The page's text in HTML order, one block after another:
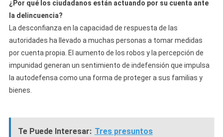
¿Por qué los ciudadanos están actuando por su cuenta ante
la delincuencia?
La desconfianza en la capacidad de respuesta de las
autoridades ha llevado a muchas personas a tomar medidas
por cuenta propia. El aumento de los robos y la percepción de
impunidad generan un sentimiento de indefensión que impulsa
la autodefensa como una forma de proteger a sus familias y
bienes.
Te Puede Interesar: Tres presuntos